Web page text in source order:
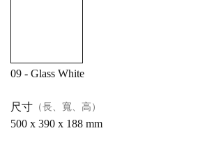
09 - Glass White
尺寸 （長、寬、高）
500 x 390 x 188 mm